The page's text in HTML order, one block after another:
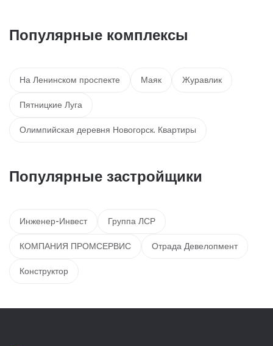
Популярные комплексы
На Ленинском проспекте Маяк Журавлик
Пятницкие Луга
Олимпийская деревня Новогорск. Квартиры
Популярные застройщики
Инженер-Инвест Группа ЛСР
КОМПАНИЯ ПРОМСЕРВИС Отрада Девелопмент
Конструктор